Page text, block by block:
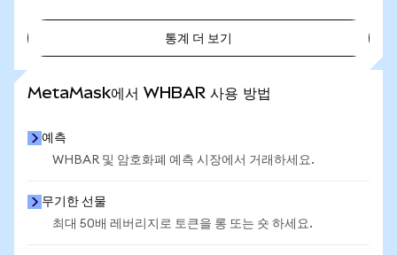
통계 더 보기
MetaMask에서 WHBAR 사용 방법
예측
WHBAR 및 암호화폐 예측 시장에서 거래하세요.
무기한 선물
최대 50배 레버리지로 토큰을 롱 또는 숏 하세요.